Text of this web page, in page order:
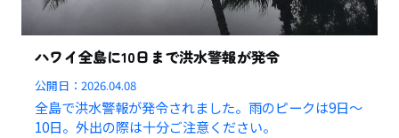
ハワイ全島に10日まで洪水警報が発令
公開日：2026.04.08
全島で洪水警報が発令されました。雨のピークは9日〜
10日。外出の際は十分ご注意ください。